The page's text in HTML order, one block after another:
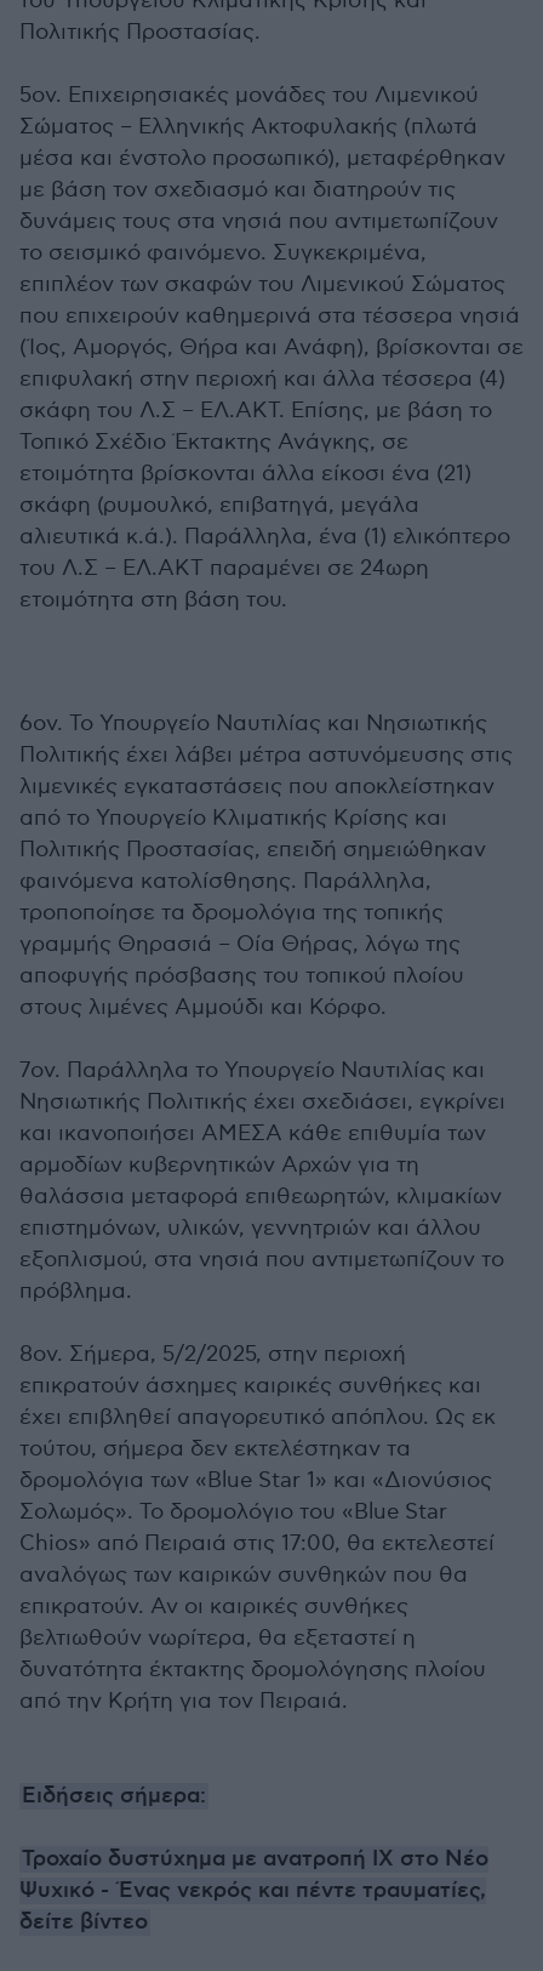
Πολιτικής Προστασίας.
5ον. Επιχειρησιακές μονάδες του Λιμενικού
Σώματος – Ελληνικής Ακτοφυλακής (πλωτά
μέσα και ένστολο προσωπικό), μεταφέρθηκαν
με βάση τον σχεδιασμό και διατηρούν τις
δυνάμεις τους στα νησιά που αντιμετωπίζουν
το σεισμικό φαινόμενο. Συγκεκριμένα,
επιπλέον των σκαφών του Λιμενικού Σώματος
που επιχειρούν καθημερινά στα τέσσερα νησιά
(Ίος, Αμοργός, Θήρα και Ανάφη), βρίσκονται σε
επιφυλακή στην περιοχή και άλλα τέσσερα (4)
σκάφη του Λ.Σ – ΕΛ.ΑΚΤ. Επίσης, με βάση το
Τοπικό Σχέδιο Έκτακτης Ανάγκης, σε
ετοιμότητα βρίσκονται άλλα είκοσι ένα (21)
σκάφη (ρυμουλκό, επιβατηγά, μεγάλα
αλιευτικά κ.ά.). Παράλληλα, ένα (1) ελικόπτερο
του Λ.Σ – ΕΛ.ΑΚΤ παραμένει σε 24ωρη
ετοιμότητα στη βάση του.
6ον. Το Υπουργείο Ναυτιλίας και Νησιωτικής
Πολιτικής έχει λάβει μέτρα αστυνόμευσης στις
λιμενικές εγκαταστάσεις που αποκλείστηκαν
από το Υπουργείο Κλιματικής Κρίσης και
Πολιτικής Προστασίας, επειδή σημειώθηκαν
φαινόμενα κατολίσθησης. Παράλληλα,
τροποποίησε τα δρομολόγια της τοπικής
γραμμής Θηρασιά – Οία Θήρας, λόγω της
αποφυγής πρόσβασης του τοπικού πλοίου
στους λιμένες Αμμούδι και Κόρφο.
7ον. Παράλληλα το Υπουργείο Ναυτιλίας και
Νησιωτικής Πολιτικής έχει σχεδιάσει, εγκρίνει
και ικανοποιήσει ΑΜΕΣΑ κάθε επιθυμία των
αρμοδίων κυβερνητικών Αρχών για τη
θαλάσσια μεταφορά επιθεωρητών, κλιμακίων
επιστημόνων, υλικών, γεννητριών και άλλου
εξοπλισμού, στα νησιά που αντιμετωπίζουν το
πρόβλημα.
8ον. Σήμερα, 5/2/2025, στην περιοχή
επικρατούν άσχημες καιρικές συνθήκες και
έχει επιβληθεί απαγορευτικό απόπλου. Ως εκ
τούτου, σήμερα δεν εκτελέστηκαν τα
δρομολόγια των «Blue Star 1» και «Διονύσιος
Σολωμός». Το δρομολόγιο του «Blue Star
Chios» από Πειραιά στις 17:00, θα εκτελεστεί
αναλόγως των καιρικών συνθηκών που θα
επικρατούν. Αν οι καιρικές συνθήκες
βελτιωθούν νωρίτερα, θα εξεταστεί η
δυνατότητα έκτακτης δρομολόγησης πλοίου
από την Κρήτη για τον Πειραιά.
Ειδήσεις σήμερα:
Τροχαίο δυστύχημα με ανατροπή ΙΧ στο Νέο
Ψυχικό - Ένας νεκρός και πέντε τραυματίες,
δείτε βίντεο